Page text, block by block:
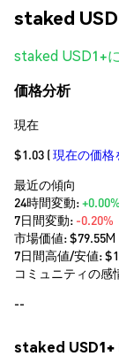
staked
staked USD1+
価格分析
現在
$1.03 (現在の価格
最近の傾向
24時間変動:+0.00%
7日間変動: -0.20%
市場価値:$79.55M
7日間高値/安値: $
コミュニティの感
--
staked USD1+